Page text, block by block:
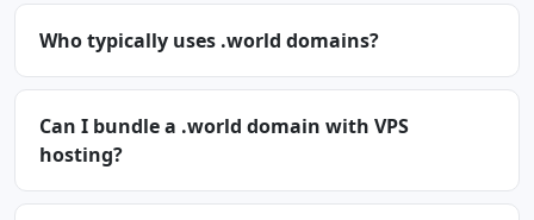
Who typically uses .world domains?
Can I bundle a .world domain with VPS
hosting?